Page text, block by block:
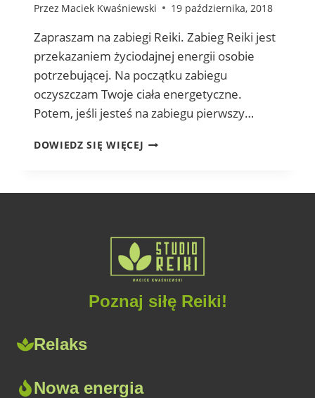
Przez Maciek Kwaśniewski 19 października, 2018
Zapraszam na zabiegi Reiki. Zabieg Reiki jest
przekazaniem życiodajnej energii osobie
potrzebującej. Na początku zabiegu
oczyszczam Twoje ciała energetyczne.
Potem, jeśli jesteś na zabiegu pierwszy…
DOWIEDZ SIĘ WIĘCEJ ZABIEGI
Poznaj siłę Reiki!
Relaks
Nowa energia